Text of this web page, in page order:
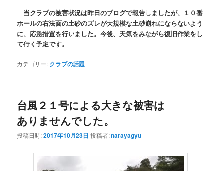
当クラブの被害状況は昨日のブログで報告しましたが、１０番
ホールの右法面の土砂のズレが大規模な土砂崩れにならないよう
に、応急措置を行いました。今後、天気をみながら復旧作業をし
て行く予定です。
カテゴリー: クラブの話題
台風２１号による大きな被害は
ありませんでした。
投稿日時:2017年10月23日 投稿者:narayagyu